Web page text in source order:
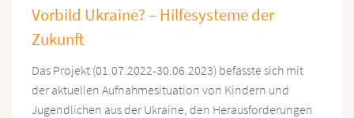
Vorbild Ukraine? – Hilfesysteme der
Zukunft
Das Projekt (01.07.2022-30.06.2023) befasste sich mit
der aktuellen Aufnahmesituation von Kindern und
Jugendlichen aus der Ukraine, den Herausforderungen